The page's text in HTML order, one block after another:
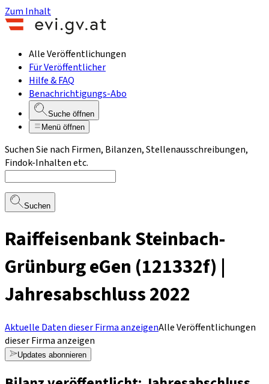
Zum Inhalt
Alle Veröffentlichungen
Für Veröffentlicher
Hilfe & FAQ
Benachrichtigungs-Abo
Suche öffnen
Menü öffnen
Suchen Sie nach Firmen, Bilanzen, Stellenausschreibungen,
Findok-Inhalten etc.
Suchen
Raiffeisenbank Steinbach-
Grünburg eGen (121332f) |
Jahresabschluss 2022
Aktuelle Daten dieser Firma anzeigenAlle Veröffentlichungen
dieser Firma anzeigen
Updates abonnieren